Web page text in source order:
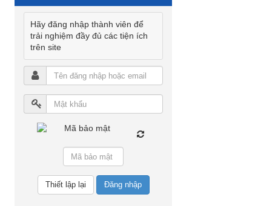
Hãy đăng nhập thành viên để
trải nghiệm đầy đủ các tiện ích
trên site
Đăng nhập